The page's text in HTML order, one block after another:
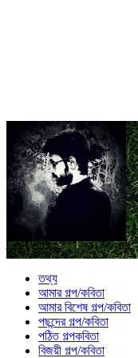
তুহেল আহমেদ
তথ্য
আমার গল্প/কবিতা
আমার বিশেষ গল্প/কবিতা
পছন্দের গল্প/কবিতা
পঠিত গল্পকবিতা
বিজয়ী গল্প/কবিতা